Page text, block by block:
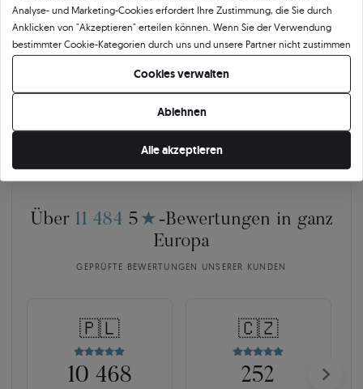
Ausführungsstandard. Das Dokument beschreibt detailliert die wichtigsten
Parameter des Schmucks, einschließlich der Legierung und des Gewichts des
Goldes sowie der Merkmale des eingefassten Steins oder des verwendeten
Edelmetalls. Das SAVICKI-Zertifikat ist nicht nur eine formelle Bestätigung der
Qualität, sondern auch ein Beweis für die Kunstfertigkeit, Präzision und
Verantwortung, mit der wir jedes Schmuckstück herstellen.
Über 11 484 5 ★ -Bewertungen in ganz
Europa
GEPRÜFTE BEWERTUNGEN UNSERER KUNDEN
🇵🇱
10 468
🇨🇿
252
Analyse- und Marketing-Cookies erfordert Ihre Zustimmung, die Sie durch
Anklicken von "Akzeptieren" erteilen können. Wenn Sie der Verwendung
bestimmter Cookie-Kategorien durch uns und unsere Partner nicht zustimmen
möchten, klicken Sie auf "Lassen Sie mich wählen" und bestimmen Sie Ihre
Präferenzen. Sie können Ihre Zustimmung jederzeit widerrufen, indem Sie
Ihre Cookie-Einstellungen ändern.
Cookies verwalten
Ablehnen
Alle akzeptieren